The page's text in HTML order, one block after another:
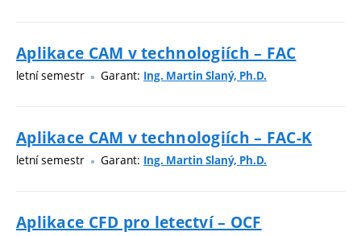
Aplikace CAM v technologiích – FAC
letní semestr Garant: Ing. Martin Slaný, Ph.D.
Aplikace CAM v technologiích – FAC-K
letní semestr Garant: Ing. Martin Slaný, Ph.D.
Aplikace CFD pro letectví – OCF